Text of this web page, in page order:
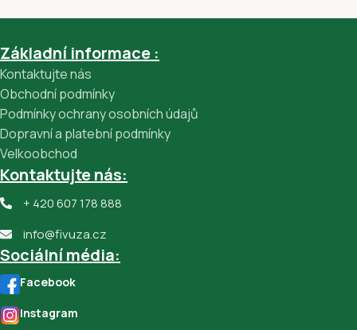
Základní informace :
Kontaktujte nás
Obchodní podmínky
Podmínky ochrany osobních údajů
Dopravní a platební podmínky
Velkoobchod
Kontaktujte nás:
+ 420 607 178 888
info@fivuza.cz
Sociální média:
Facebook
Instagram